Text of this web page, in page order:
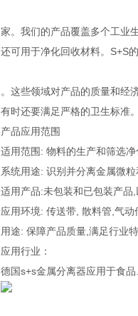
家。我们的产品覆盖多个工业
还可用于净化回收材料。S+S
。这些领域对产品的质量和经
有时还要满足严格的卫生标准。
产品应用范围
适用范围: 物料的生产和筛选净
系统用途: 识别并分离金属微
适用产品:未包装和已包装产品
应用环境: 传送带, 散料管,气动
用途: 保障产品质量,满足行业
应用行业：
德国s+s金属分离器应用于食